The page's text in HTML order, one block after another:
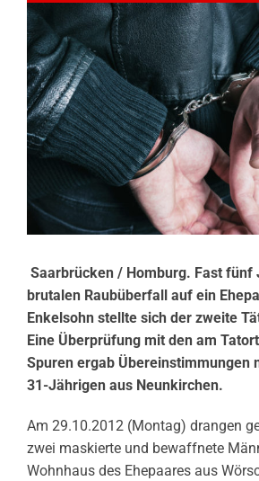
Saarbrücken / Homburg. Fast fünf
brutalen Raubüberfall auf ein
Enkelsohn stellte sich der zweite
Eine Überprüfung mit den am
Spuren ergab Übereinstimmungen
31-Jährigen aus Neunkirchen.
Am 29.10.2012 (Montag) drangen
zwei maskierte und bewaffnete
Wohnhaus des Ehepaares aus